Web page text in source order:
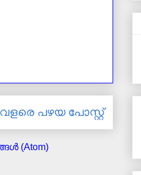
വളരെ പഴയ പോസ്റ്റ്
(Atom)